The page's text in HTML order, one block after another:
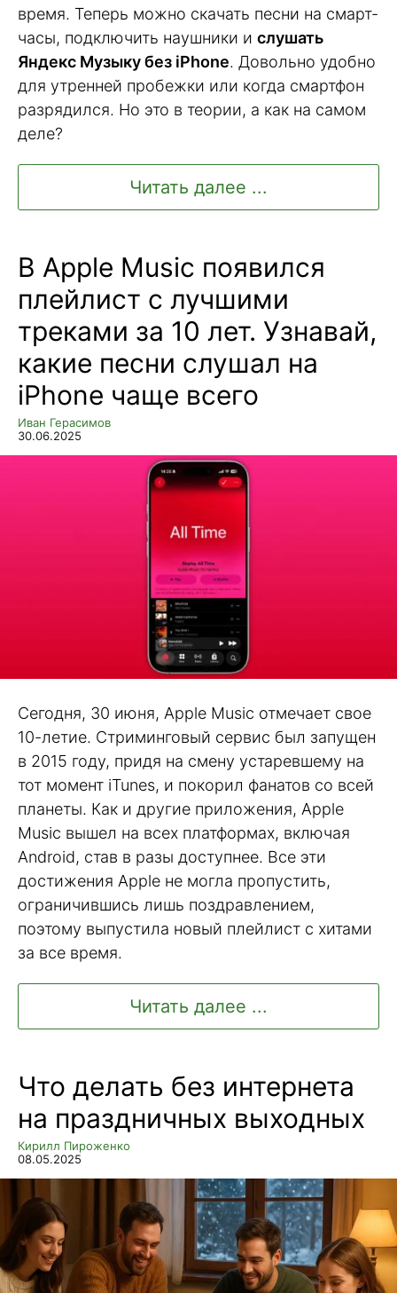
время. Теперь можно скачать песни на смарт-
часы, подключить наушники и слушать
Яндекс Музыку без iPhone. Довольно удобно
для утренней пробежки или когда смартфон
разрядился. Но это в теории, а как на самом
деле?
Читать далее ...
В Apple Music появился
плейлист с лучшими
треками за 10 лет. Узнавай,
какие песни слушал на
iPhone чаще всего
Иван Герасимов
30.06.2025
Сегодня, 30 июня, Apple Music отмечает свое
10-летие. Стриминговый сервис был запущен
в 2015 году, придя на смену устаревшему на
тот момент iTunes, и покорил фанатов со всей
планеты. Как и другие приложения, Apple
Music вышел на всех платформах, включая
Android, став в разы доступнее. Все эти
достижения Apple не могла пропустить,
ограничившись лишь поздравлением,
поэтому выпустила новый плейлист с хитами
за все время.
Читать далее ...
Что делать без интернета
на праздничных выходных
Кирилл Пироженко
08.05.2025